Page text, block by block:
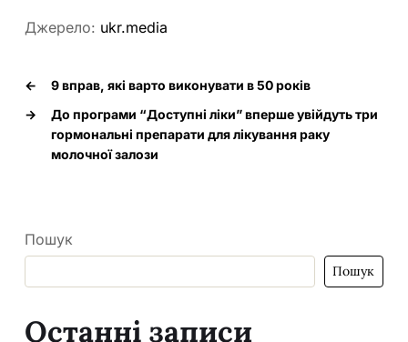
Джерело: ukr.media
←
9 вправ, які варто виконувати в 50 років
→
До програми “Доступні ліки” вперше увійдуть три
гормональні препарати для лікування раку
молочної залози
Пошук
Пошук
Останні записи